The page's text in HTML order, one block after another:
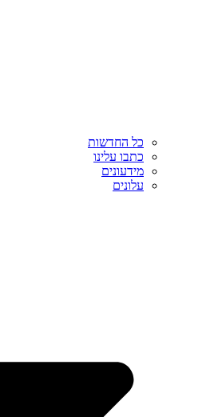
כל החדשות
כתבו עלינו
מידעונים
עלונים